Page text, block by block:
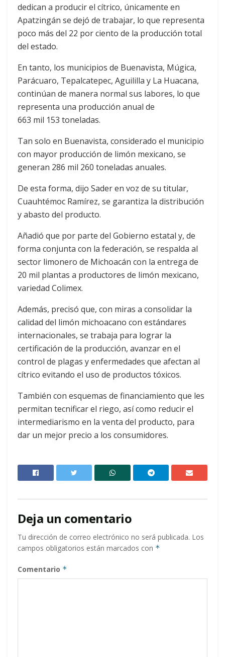
dedican a producir el cítrico, únicamente en
Apatzingán se dejó de trabajar, lo que representa
poco más del 22 por ciento de la producción total
del estado.
En tanto, los municipios de Buenavista, Múgica,
Parácuaro, Tepalcatepec, Aguililla y La Huacana,
continúan de manera normal sus labores, lo que
representa una producción anual de
663 mil 153 toneladas.
Tan solo en Buenavista, considerado el municipio
con mayor producción de limón mexicano, se
generan 286 mil 260 toneladas anuales.
De esta forma, dijo Sader en voz de su titular,
Cuauhtémoc Ramírez, se garantiza la distribución
y abasto del producto.
Añadió que por parte del Gobierno estatal y, de
forma conjunta con la federación, se respalda al
sector limonero de Michoacán con la entrega de
20 mil plantas a productores de limón mexicano,
variedad Colimex.
Además, precisó que, con miras a consolidar la
calidad del limón michoacano con estándares
internacionales, se trabaja para lograr la
certificación de la producción, avanzar en el
control de plagas y enfermedades que afectan al
cítrico evitando el uso de productos tóxicos.
También con esquemas de financiamiento que les
permitan tecnificar el riego, así como reducir el
intermediarismo en la venta del producto, para
dar un mejor precio a los consumidores.
Deja un comentario
Tu dirección de correo electrónico no será publicada. Los
campos obligatorios están marcados con *
Comentario *